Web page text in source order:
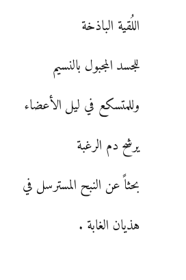
اللُقية الباذخة
للجسد المجبول بالنسيم
وللمتسكع في ليل الأعضاء
يرشح دم الرغبة
بحثاً عن النبح المسترسل في
هذيان الغابة .